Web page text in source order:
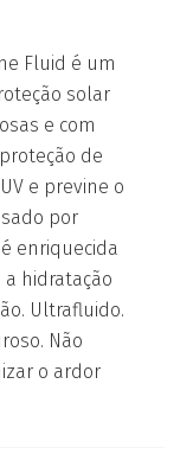
Fluid é um
solar
e com
de
e previne o
por
enriquecida
a hidratação
Ultrafluido.
Não
o ardor